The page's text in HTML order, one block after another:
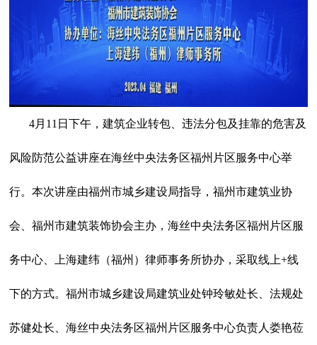
4月11日下午，建筑企业转包、违法分包及挂靠的危害及
风险防范公益讲座在海丝中央法务区福州片区服务中心举
行。本次讲座由福州市城乡建设局指导，福州市建筑业协
会、福州市建筑装饰协会主办，海丝中央法务区福州片区服
务中心、上海建纬（福州）律师事务所协办，采取线上+线
下的方式。福州市城乡建设局建筑业处钟玲敏处长、法规处
苏健处长、海丝中央法务区福州片区服务中心负责人娄艳莅